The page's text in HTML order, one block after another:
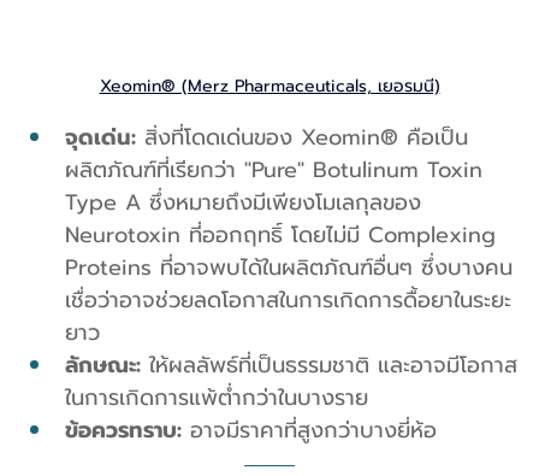
Xeomin® (Merz Pharmaceuticals, เยอรมนี)
จุดเด่น: สิ่งที่โดดเด่นของ Xeomin® คือเป็น
ผลิตภัณฑ์ที่เรียกว่า "Pure" Botulinum Toxin
Type A ซึ่งหมายถึงมีเพียงโมเลกุลของ
Neurotoxin ที่ออกฤทธิ์ โดยไม่มี Complexing
Proteins ที่อาจพบได้ในผลิตภัณฑ์อื่นๆ ซึ่งบางคน
เชื่อว่าอาจช่วยลดโอกาสในการเกิดการดื้อยาในระยะ
ยาว
ลักษณะ: ให้ผลลัพธ์ที่เป็นธรรมชาติ และอาจมีโอกาส
ในการเกิดการแพ้ต่ำกว่าในบางราย
ข้อควรทราบ: อาจมีราคาที่สูงกว่าบางยี่ห้อ